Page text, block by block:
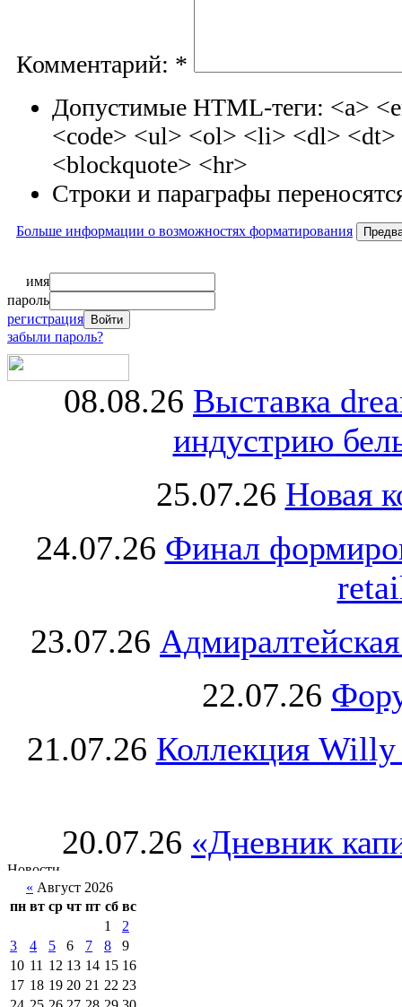
Комментарий: *
Допустимые HTML-теги: <a>
<code> <ul> <ol> <li> <dl> <dt>
<blockquote> <hr>
Строки и параграфы
Больше информации о возможностях форматирования
имя
пароль
регистрация
забыли пароль?
08.08.26 Выставка
индустрию
25.07.26 Новая
24.07.26 Финал
23.07.26
22.07.26
21.07.26 Коллекция Willy
20.07.26 «Дневник
« Август 2026
пн вт ср чт пт сб вс
1
2
3
4 5 6 7 8
9
10 11 12 13 14 15 16
17 18 19 20 21 22 23